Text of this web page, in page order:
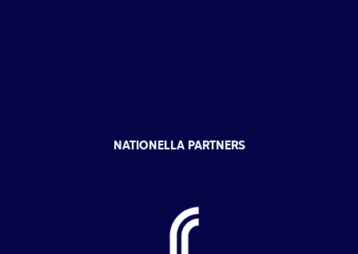
NATIONELLA PARTNERS